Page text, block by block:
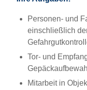
Personen- und
einschließlich
Tor- und
Mitarbeit in